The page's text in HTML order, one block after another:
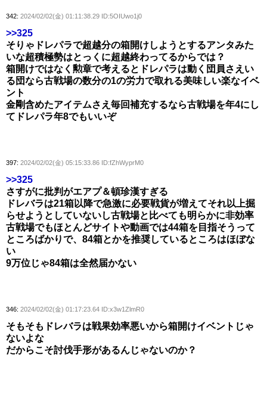
342: 2024/02/02(金) 01:11:38.29 ID:5OIUwo1j0
>>325
そりゃドレパラで超越分の箱開けしようとするアンタみた
いな超積極勢はとっくに超越終わってるからでは？
箱開けではなく勲章で考えるとドレパラは動く団員さえい
る団なら古戦場の数分の1の労力で取れる美味しい楽なイベ
ント
金剛含めたアイテムさえ毎回補充するなら古戦場を年4にし
てドレパラ年8でもいいぞ
397: 2024/02/02(金) 05:15:33.86 ID:fZhWyprM0
>>325
さすがに批判がエアプ＆頓珍漢すぎる
ドレバラは21箱以降で急激に必要戦貨が増えてそれ以上掘
らせようとしていないし古戦場と比べても明らかに非効率
古戦場でもほとんどサイトや動画では44箱を目指そうって
ところばかりで、84箱とかを推奨しているところはほぼな
い
9万位じゃ84箱は全然届かない
346: 2024/02/02(金) 01:17:23.64 ID:x3w1ZlmR0
そもそもドレバラは戦果効率悪いから箱開けイベントじゃ
ないよな
だからこそ討伐手形があるんじゃないのか？